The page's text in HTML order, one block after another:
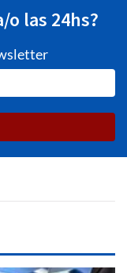
las 24hs?